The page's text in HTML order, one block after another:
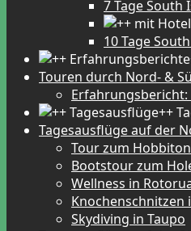
7 Tage South
10 Tage
Touren durch Nord- &
Erfahrungsbericht:
++
Tagesausflüge auf der
Tour zum
Bootstour zum
Wellness in
Knochenschnitzen
Skydiving in Taupo